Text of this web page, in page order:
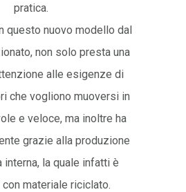
pratica.
questo nuovo modello dal
non solo presta una
alle esigenze di
che vogliono muoversi in
e veloce, ma inoltre ha
grazie alla produzione
interna, la quale infatti è
materiale riciclato.